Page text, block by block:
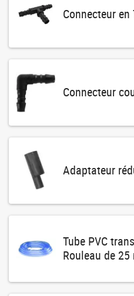
Connecteur
Connecteur
Adaptateur
Tube PVC
Rouleau de 25